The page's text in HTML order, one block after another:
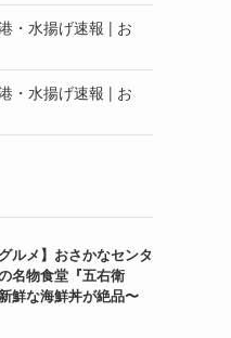
・水揚げ速報 | お
・水揚げ速報 | お
グルメ】おさかなセンタ
名物食堂『五右衛
鮮な海鮮丼が絶品〜